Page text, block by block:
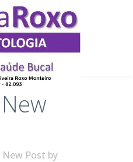
New
New Post by